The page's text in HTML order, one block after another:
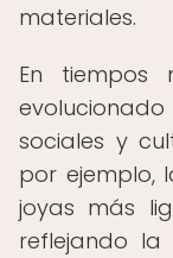
materiales.
En tiempos
sociales y
por ejemplo,
joyas más
reflejando la